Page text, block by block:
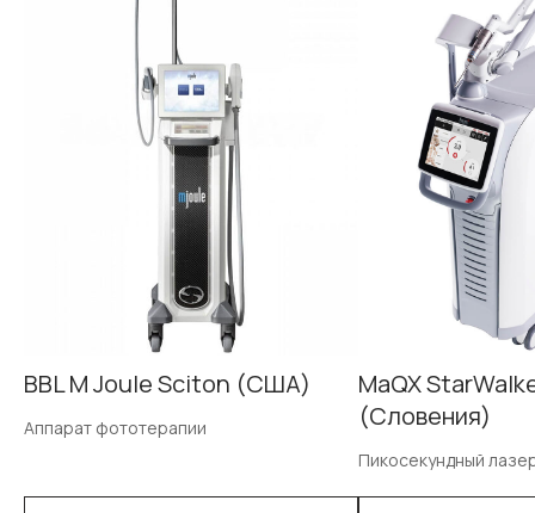
BBL M Joule Sciton (США)
Аппарат фототерапии
MaQX
(Словения)
Пикосекундный